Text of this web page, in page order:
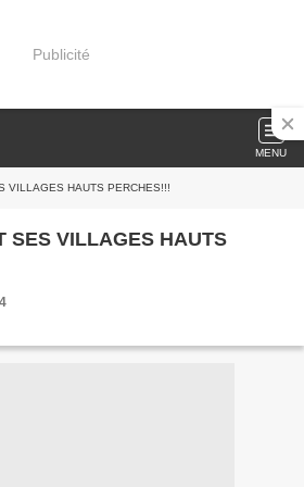
Publicité
MENU
VILLAGES HAUTS PERCHES!!!
SES VILLAGES HAUTS